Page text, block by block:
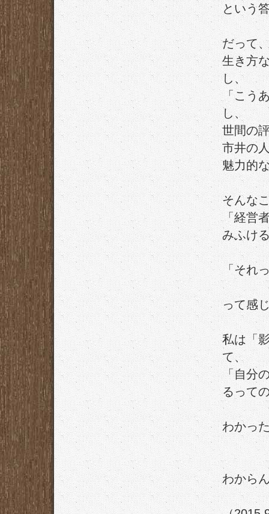
という
だって
生き方
し、
「こう
し、
世間の
市井の
魅力的
そんな
「経営
みふけ
「それ
って感
私は「
て、
「自分
るって
わかっ
わから